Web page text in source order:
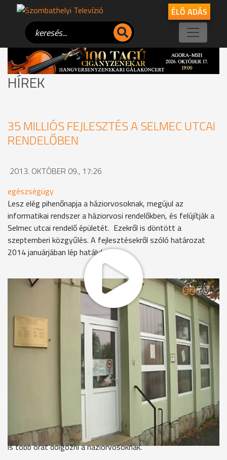
ÉLŐ ADÁS
HÍREK
35 MILLIÓS FEJLESZTÉS A SELMEC UTCAI
RENDELŐBEN
2013. OKTÓBER 09., 17:26
egészségügy
Lesz elég pihenőnapja a háziorvosoknak, megújul az
informatikai rendszer a háziorvosi rendelőkben, és felújítják a
Selmec utcai rendelő épületét. Ezekről is döntött a
szeptemberi közgyűlés. A fejlesztésekről szóló határozat
2014 januárjában lép hatályba.
Összehangolják az ügyeleti és a háziorvosi informatikai
rendszert a szombathelyi háziorvosi körzetekben, vagyis ha
valaki ügyeleti ellátásra szorul, az ott rendelő orvos hozzáfér
a beteg háziorvosánál tárolt adatokhoz.
Prugberger Emil – elnök, Egészségügyi Szakmai Bizottság
„Az informatikai rendszereket nyilvánvalóan az önkormányzat
is fejleszteni fogja. Mindazok az adatok, amik a
háziorvosoknál szerepelnek, azok be fognak kerülni a
rendszerbe és ezáltal a betegellátás és a kórtörténetnek a
felvétele az lényegesen gördülékenyebb lesz.”
A szombathelyi közgyűlési határozat az ügyeleti rendszerben
is hoz változásokat: a jövőben nem kell egyben 30 vagy annál
is több órát dolgozni a háziorvosoknak.